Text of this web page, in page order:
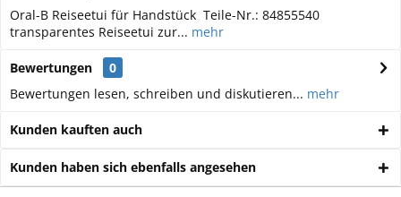
Oral-B Reiseetui für Handstück Teile-Nr.: 84855540
transparentes Reiseetui zur... mehr
Bewertungen
0
Bewertungen lesen, schreiben und diskutieren... mehr
Kunden kauften auch
Kunden haben sich ebenfalls angesehen